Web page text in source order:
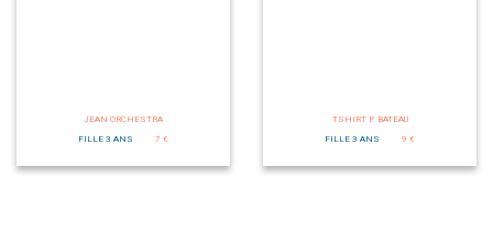
JEAN ORCHESTRA
FILLE 3 ANS
7 €
TSHIRT P. BATEAU
FILLE 3 ANS
9 €